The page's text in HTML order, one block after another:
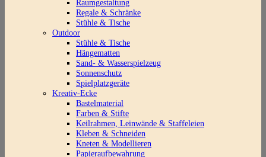
Raumgestaltung
Regale & Schränke
Stühle & Tische
Outdoor
Stühle & Tische
Hängematten
Sand- & Wasserspielzeug
Sonnenschutz
Spielplatzgeräte
Kreativ-Ecke
Bastelmaterial
Farben & Stifte
Keilrahmen, Leinwände & Staffeleien
Kleben & Schneiden
Kneten & Modellieren
Papieraufbewahrung